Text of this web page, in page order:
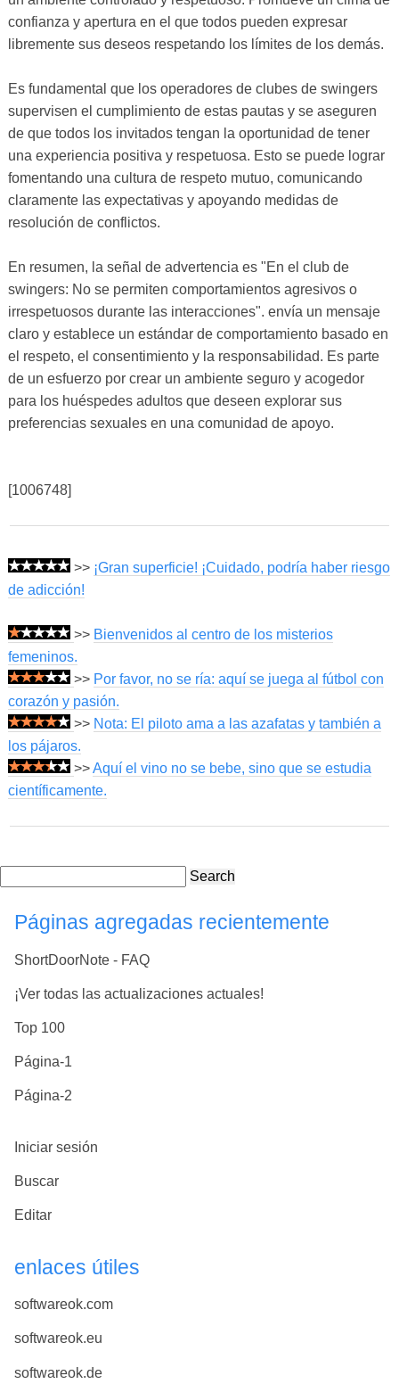
confianza y apertura en el que todos pueden expresar
libremente sus deseos respetando los límites de los demás.
Es fundamental que los operadores de clubes de swingers
supervisen el cumplimiento de estas pautas y se aseguren
de que todos los invitados tengan la oportunidad de tener
una experiencia positiva y respetuosa. Esto se puede lograr
fomentando una cultura de respeto mutuo, comunicando
claramente las expectativas y apoyando medidas de
resolución de conflictos.
En resumen, la señal de advertencia es "En el club de
swingers: No se permiten comportamientos agresivos o
irrespetuosos durante las interacciones". envía un mensaje
claro y establece un estándar de comportamiento basado en
el respeto, el consentimiento y la responsabilidad. Es parte
de un esfuerzo por crear un ambiente seguro y acogedor
para los huéspedes adultos que deseen explorar sus
preferencias sexuales en una comunidad de apoyo.
[1006748]
>> ¡Gran superficie! ¡Cuidado, podría haber riesgo
de adicción!
>> Bienvenidos al centro de los misterios
femeninos.
>> Por favor, no se ría: aquí se juega al fútbol con
corazón y pasión.
>> Nota: El piloto ama a las azafatas y también a
los pájaros.
>>Aquí el vino no se bebe, sino que se estudia
científicamente.
Search
Páginas agregadas recientemente
ShortDoorNote - FAQ
¡Ver todas las actualizaciones actuales!
Top 100
Página-1
Página-2
Iniciar sesión
Buscar
Editar
enlaces útiles
softwareok.com
softwareok.eu
softwareok.de